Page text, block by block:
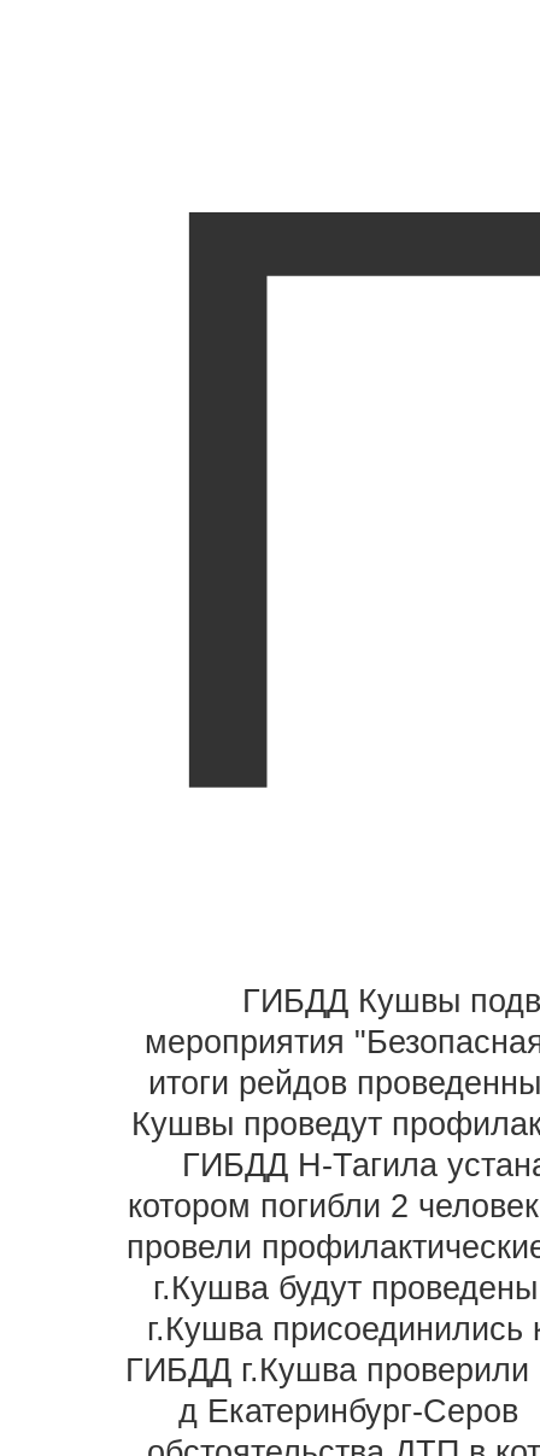
ГИБДД Кушвы
мероприятия
итоги рейдов
Кушвы проведут
ГИБДД Н-Тагила
котором погибли 2
провели
г.Кушва будут
г.Кушва присоединились
ГИБДД г.Кушва проверили
д Екатеринбург-Серов